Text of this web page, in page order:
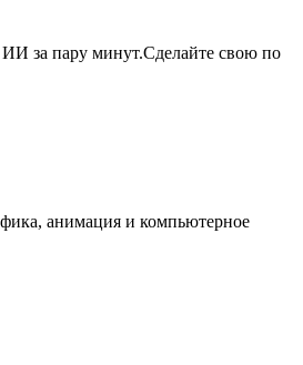
ИИ за пару минут.Сделайте свою по
анимация и компьютерное